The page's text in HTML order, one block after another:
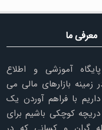
معرفی ما
آموزشی و اطلاع
زمینه بازارهای مالی می
با فراهم آوردن یک
کوچکی باشیم برای